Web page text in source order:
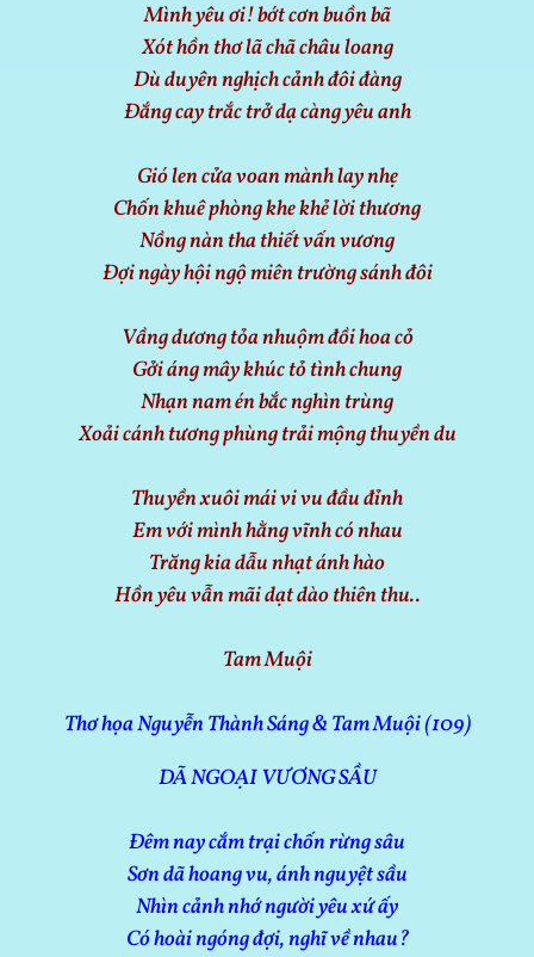
Mình yêu ơi! bớt cơn buồn bã
Xót hồn thơ lã chã châu loang
Dù duyên nghịch cảnh đôi đàng
Đắng cay trắc trở dạ càng yêu anh
Gió len cửa voan mành lay nhẹ
Chốn khuê phòng khe khẻ lời thương
Nồng nàn tha thiết vấn vương
Đợi ngày hội ngộ miên trường sánh đôi
Vầng dương tỏa nhuộm đồi hoa cỏ
Gởi áng mây khúc tỏ tình chung
Nhạn nam én bắc nghìn trùng
Xoải cánh tương phùng trải mộng thuyền du
Thuyền xuôi mái vi vu đầu đỉnh
Em với mình hằng vĩnh có nhau
Trăng kia dẫu nhạt ánh hào
Hồn yêu vẫn mãi dạt dào thiên thu..
Tam Muội
Thơ họa Nguyễn Thành Sáng & Tam Muội (109)
DÃ NGOẠI VƯƠNG SẦU
Đêm nay cắm trại chốn rừng sâu
Sơn dã hoang vu, ánh nguyệt sầu
Nhìn cảnh nhớ người yêu xứ ấy
Có hoài ngóng đợi, nghĩ về nhau?